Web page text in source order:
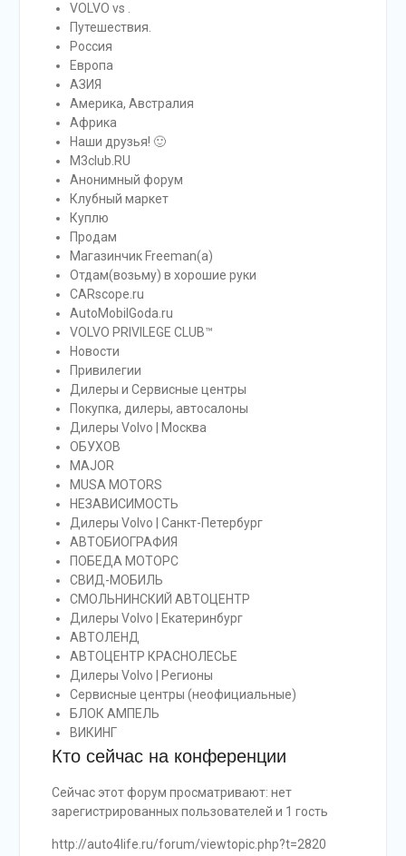
VOLVO vs .
Путешествия.
Россия
Европа
АЗИЯ
Америка, Австралия
Африка
Наши друзья! 🙂
M3club.RU
Анонимный форум
Клубный маркет
Куплю
Продам
Магазинчик Freeman(а)
Отдам(возьму) в хорошие руки
CARscope.ru
AutoMobilGoda.ru
VOLVO PRIVILEGE CLUB™
Новости
Привилегии
Дилеры и Сервисные центры
Покупка, дилеры, автосалоны
Дилеры Volvo | Москва
ОБУХОВ
MAJOR
MUSA MOTORS
НЕЗАВИСИМОСТЬ
Дилеры Volvo | Санкт-Петербург
АВТОБИОГРАФИЯ
ПОБЕДА МОТОРС
СВИД-МОБИЛЬ
СМОЛЬНИНСКИЙ АВТОЦЕНТР
Дилеры Volvo | Екатеринбург
АВТОЛЕНД
АВТОЦЕНТР КРАСНОЛЕСЬЕ
Дилеры Volvo | Регионы
Сервисные центры (неофициальные)
БЛОК АМПЕЛЬ
ВИКИНГ
Кто сейчас на конференции
Сейчас этот форум просматривают: нет
зарегистрированных пользователей и 1 гость
http://auto4life.ru/forum/viewtopic.php?t=2820